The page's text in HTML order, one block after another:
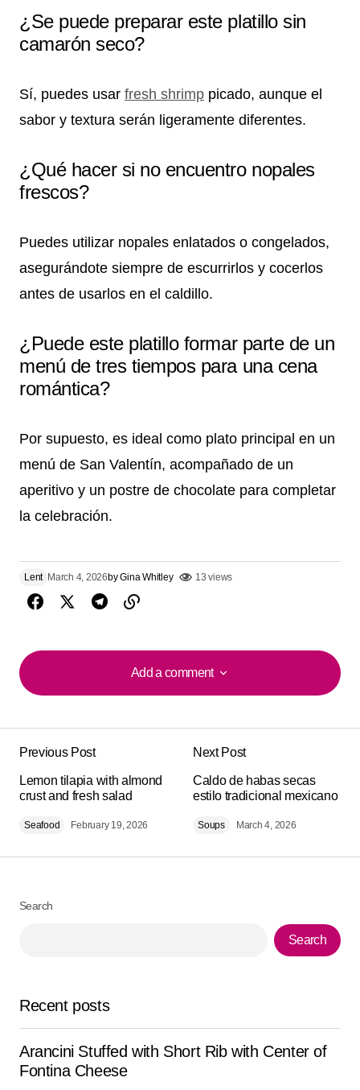
¿Se puede preparar este platillo sin
camarón seco?
Sí, puedes usar fresh shrimp picado, aunque el
sabor y textura serán ligeramente diferentes.
¿Qué hacer si no encuentro nopales
frescos?
Puedes utilizar nopales enlatados o congelados,
asegurándote siempre de escurrirlos y cocerlos
antes de usarlos en el caldillo.
¿Puede este platillo formar parte de un
menú de tres tiempos para una cena
romántica?
Por supuesto, es ideal como plato principal en un
menú de San Valentín, acompañado de un
aperitivo y un postre de chocolate para completar
la celebración.
Lent March 4, 2026byGina Whitley 13 views
Add a comment
Add a comment
Required fields are marked*
Comment*
Previous Post
Lemon tilapia with almond
crust and fresh salad
Seafood February 19, 2026
Next Post
Caldo de habas secas
estilo tradicional mexicano
Soups March 4, 2026
Search
Search
Recent posts
Arancini Stuffed with Short Rib with Center of
Fontina Cheese